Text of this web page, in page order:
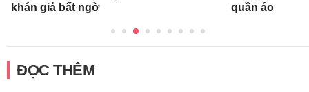
khán giả bất ngờ
quần áo
ĐỌC THÊM